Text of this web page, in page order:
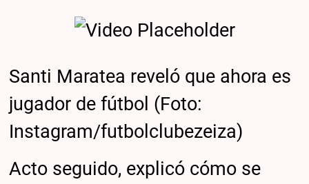
Santi Maratea reveló que ahora es
jugador de fútbol (Foto:
Instagram/futbolclubezeiza)
Acto seguido, explicó cómo se